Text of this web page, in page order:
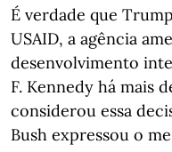
É verdade que
USAID, a agência
desenvolvimento
F. Kennedy há mais
considerou essa
Bush expressou o